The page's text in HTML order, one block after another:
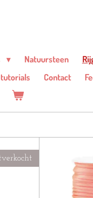
Natuursteen
Contact